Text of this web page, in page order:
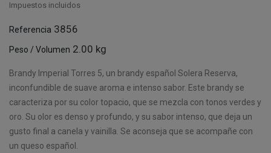
Impuestos incluidos
Referencia 3856
Peso / Volumen 2.00 kg
Brandy Imperial Torres 5, un brandy español Solera Reserva,
inconfundible de suave aroma e intenso sabor. Este brandy se
caracteriza por su color topacio, que se mezcla con tonos verdes y
oro. Su olor es denso y profundo, y su sabor intenso, que deja un
gusto final a canela y vainilla. Se aconseja que se acompañe con
un queso español.